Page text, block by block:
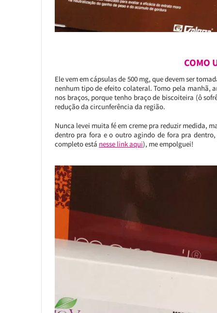
COMO
Ele vem em cápsulas de 500 mg, que devem ser
nenhum tipo de efeito colateral. Tomo pela manhã,
nos braços, porque tenho braço de biscoiteira (ô
redução da circunferência da região.
Nunca levei muita fé em creme pra reduzir medida,
dentro pra fora e o outro agindo de fora pra
completo está nesse link aqui), me empolguei!